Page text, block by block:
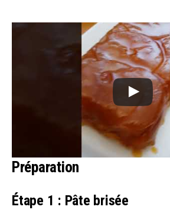
Préparation
Étape 1 : Pâte brisée